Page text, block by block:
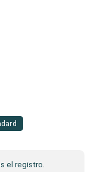
el registro.